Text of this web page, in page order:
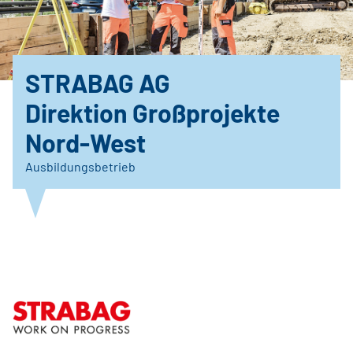
STRABAG AG
Direktion Großprojekte
Nord-West
Ausbildungsbetrieb